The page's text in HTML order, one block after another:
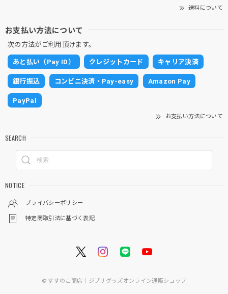
送料について
お支払い方法について
次の方法がご利用頂けます。
あと払い（Pay ID） クレジットカード キャリア決済
銀行振込 コンビニ決済・Pay-easy Amazon Pay
PayPal
お支払い方法について
SEARCH
NOTICE
プライバシーポリシー
特定商取引法に基づく表記
© すすのこ商店｜ジブリグッズオンライン通販ショップ